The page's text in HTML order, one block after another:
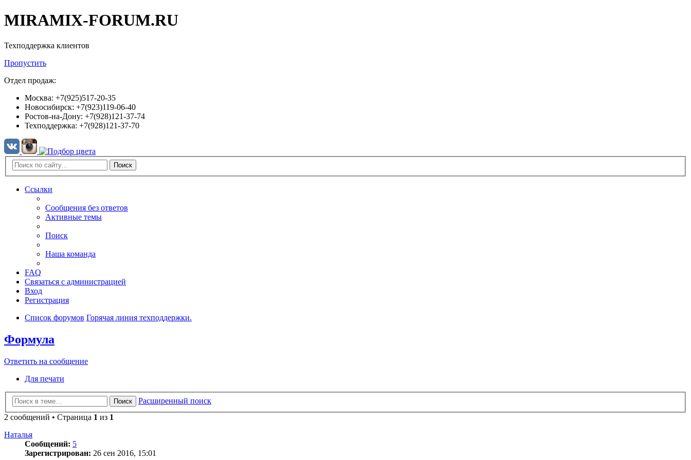
MIRAMIX-FORUM.RU
Техподдержка клиентов
Пропустить
Отдел продаж:
Москва: +7(925)517-20-35
Новосибирск: +7(923)119-06-40
Ростов-на-Дону: +7(928)121-37-74
Техподдержка: +7(928)121-37-70
Поиск
Ссылки
Сообщения без ответов
Активные темы
Поиск
Наша команда
FAQ
Связаться с администрацией
Вход
Регистрация
Список форумов Горячая линия техподдержки.
Формула
Ответить на сообщение
Для печати
Поиск
Расширенный поиск
2 сообщений • Страница 1 из 1
Наталья
Сообщений: 5
Зарегистрирован: 26 сен 2016, 15:01